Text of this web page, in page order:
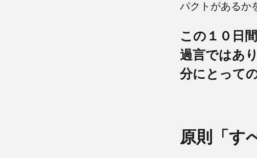
パクトがあるか
この１０日
過言ではあ
分にとって
原則「す